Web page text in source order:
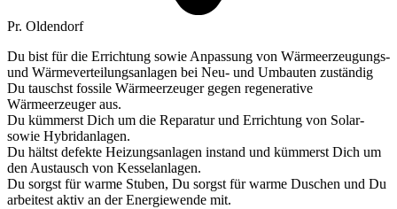
Pr. Oldendorf
Du bist für die Errichtung sowie Anpassung von Wärmeerzeugungs-
und Wärmeverteilungsanlagen bei Neu- und Umbauten zuständig
Du tauschst fossile Wärmeerzeuger gegen regenerative
Wärmeerzeuger aus.
Du kümmerst Dich um die Reparatur und Errichtung von Solar-
sowie Hybridanlagen.
Du hältst defekte Heizungsanlagen instand und kümmerst Dich um
den Austausch von Kesselanlagen.
Du sorgst für warme Stuben, Du sorgst für warme Duschen und Du
arbeitest aktiv an der Energiewende mit.